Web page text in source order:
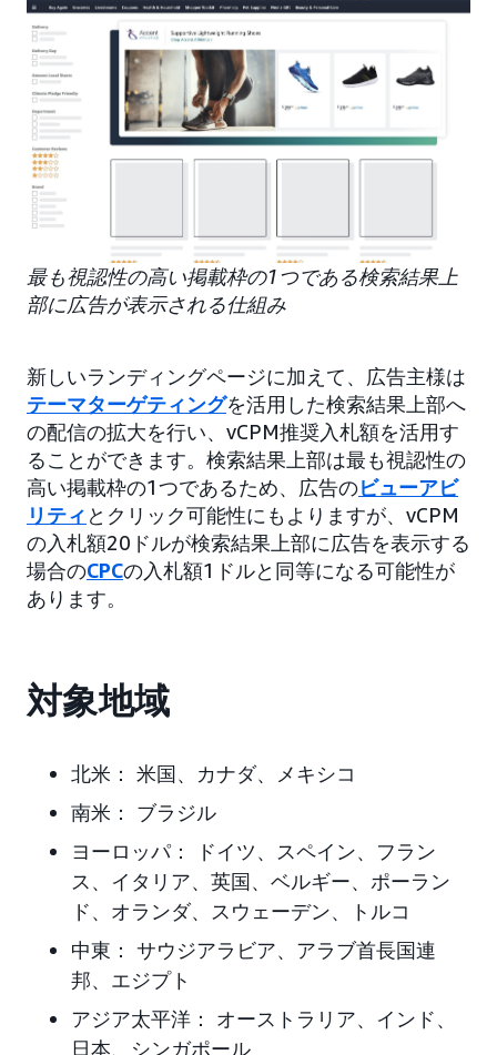
最も視認性の高い掲載枠の1つである検索結果上
部に広告が表示される仕組み
新しいランディングページに加えて、広告主様は
テーマターゲティングを活用した検索結果上部へ
の配信の拡大を行い、vCPM推奨入札額を活用す
ることができます。検索結果上部は最も視認性の
高い掲載枠の1つであるため、広告のビューアビ
リティ とクリック可能性にもよりますが、vCPM
の入札額20ドルが検索結果上部に広告を表示する
場合のCPCの入札額1ドルと同等になる可能性が
あります。
対象地域
北米： 米国、カナダ、メキシコ
南米：
ブラジル
ヨーロッパ：
ドイツ、スペイン、フラン
ス、イタリア、英国、ベルギー、ポーラン
ド、オランダ、スウェーデン、トルコ
中東： サウジアラビア、アラブ首長国連
邦、エジプト
アジア太平洋：
オーストラリア、インド、
日本、シンガポール